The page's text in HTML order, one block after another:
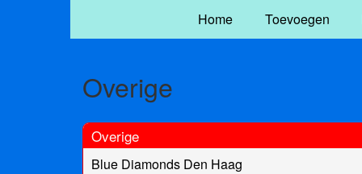
Home Toevoegen
Overige
Overige
Blue Diamonds Den Haag